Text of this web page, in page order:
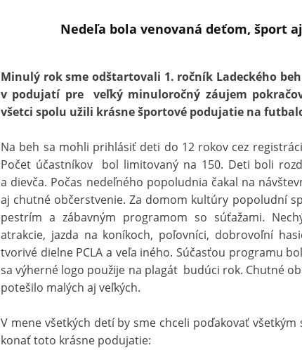
Nedeľa bola venovaná deťom, šport
Minulý rok sme odštartovali 1. ročník Ladeckého
v podujatí pre veľký minuloročný záujem
všetci spolu užili krásne športové podujatie na
Na beh sa mohli prihlásiť deti do 12 rokov cez
Počet účastníkov bol limitovaný na 150. Deti boli
a dievča. Počas nedeľného popoludnia čakal na
aj chutné občerstvenie. Za domom kultúry popoludní
pestrím a zábavným programom so súťažami.
atrakcie, jazda na koníkoch, poľovníci, dobrovoľní
tvorivé dielne PCLA a veľa iného. Súčasťou programu
sa výherné logo použije na plagát budúci rok. Chutné
potešilo malých aj veľkých.
V mene všetkých detí by sme chceli poďakovať
konať toto krásne podujatie: